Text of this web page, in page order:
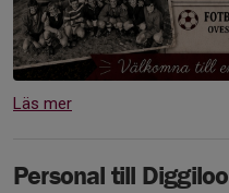
Läs mer
Personal till Diggiloo